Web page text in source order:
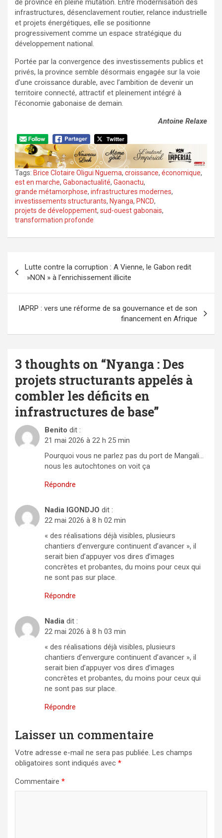
infrastructures, désenclavement routier, relance industrielle
et projets énergétiques, elle se positionne
progressivement comme un espace stratégique du
développement national.
Portée par la convergence des investissements publics et
privés, la province semble désormais engagée sur la voie
d’une croissance durable, avec l’ambition de devenir un
territoire connecté, attractif et pleinement intégré à
l’économie gabonaise de demain.
Antoine Relaxe
Tags: Brice Clotaire Oligui Nguema, croissance, économique,
est en marche, Gabonactualité, Gaonactu,
grande métamorphose, infrastructures modernes,
investissements structurants, Nyanga, PNCD,
projets de développement, sud-ouest gabonais,
transformation profonde
de
l’article
Lutte contre la corruption : A Vienne, le Gabon redit
»NON » à l’enrichissement illicite
IAPRP : vers une réforme de sa gouvernance et de son
financement en Afrique
3 thoughts on “Nyanga : Des
projets structurants appelés à
combler les déficits en
infrastructures de base”
Benito dit :
21 mai 2026 à 22 h 25 min
Pourquoi vous ne parlez pas du port de Mangali…
nous les autochtones on voit ça
Répondre
Nadia IGONDJO dit :
22 mai 2026 à 8 h 02 min
« des réalisations déjà visibles, plusieurs
chantiers d’envergure continuent d’avancer », il
serait bien d’appuyer vos dires d’images
concrètes et probantes, du moins pour ceux qui
ne sont pas sur place.
Répondre
Nadia dit :
22 mai 2026 à 8 h 03 min
« des réalisations déjà visibles, plusieurs
chantiers d’envergure continuent d’avancer », il
serait bien d’appuyer vos dires d’images
concrètes et probantes, du moins pour ceux qui
ne sont pas sur place.
Répondre
Laisser un commentaire
Votre adresse e-mail ne sera pas publiée. Les champs
obligatoires sont indiqués avec *
Commentaire *